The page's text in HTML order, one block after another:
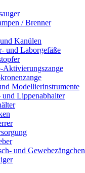
/ Brenner
Kanülen
und Laborgefäße
Aktivierungszange
Modellierinstrumente
und Lippenabhalter
und Gewebezängchen